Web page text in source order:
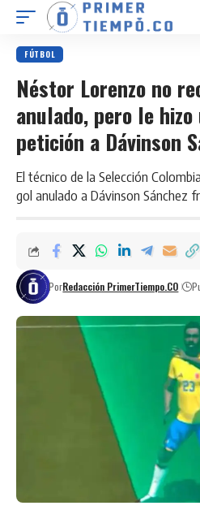
FÚTBOL
Néstor Lorenzo no
anulado, pero le
petición a Dávinson
El técnico de la Selección
gol anulado a Dávinson Sánchez
PorRedacción PrimerTiempo.CO